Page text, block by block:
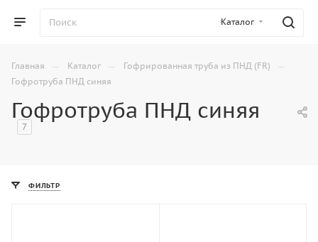
Каталог
Главная — Каталог — Гофрированная труба из ПНД (FR) —
Гофротруба ПНД синяя
Гофротруба ПНД синяя
7
ФИЛЬТР